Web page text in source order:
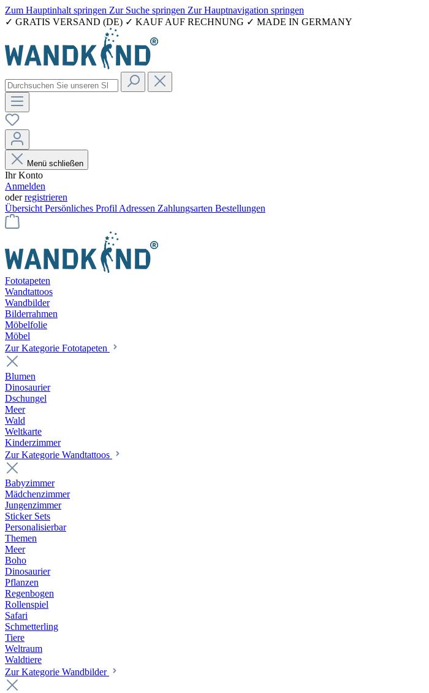
Zum Hauptinhalt springen Zur Suche springen Zur Hauptnavigation springen
✓ GRATIS VERSAND (DE) ✓ KAUF AUF RECHNUNG ✓ MADE IN GERMANY
Menü schließen
Ihr Konto
Anmelden
oderregistrieren
Übersicht Persönliches Profil Adressen Zahlungsarten Bestellungen
Fototapeten
Wandtattoos
Wandbilder
Bilderrahmen
Möbelfolie
Möbel
Zur Kategorie Fototapeten
Blumen
Dinosaurier
Dschungel
Meer
Wald
Weltkarte
Kinderzimmer
Zur Kategorie Wandtattoos
Babyzimmer
Mädchenzimmer
Jungenzimmer
Sticker Sets
Personalisierbar
Themen
Meer
Boho
Dinosaurier
Pflanzen
Regenbogen
Rollenspiel
Safari
Schmetterling
Tiere
Weltraum
Waldtiere
Zur Kategorie Wandbilder